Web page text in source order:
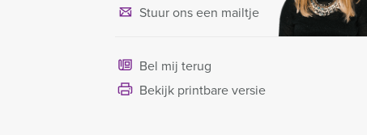
Stuur ons een mailtje
Bel mij terug
Bekijk printbare versie